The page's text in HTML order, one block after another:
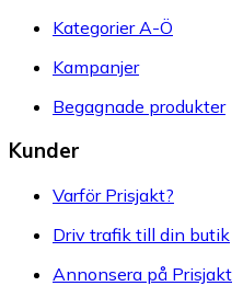
Kategorier A-Ö
Kampanjer
Begagnade produkter
Kunder
Varför Prisjakt?
Driv trafik till din butik
Annonsera på Prisjakt